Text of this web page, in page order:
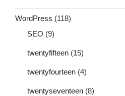
WordPress (118)
SEO (9)
twentyfifteen (15)
twentyfourteen (4)
twentyseventeen (8)